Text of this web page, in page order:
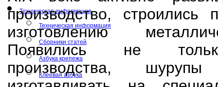
Техническая информация
Техническая информация
Сборники статей
Азбука крепежа
Клеевая азбука
производство,
изготовлению
Появились не
производства,